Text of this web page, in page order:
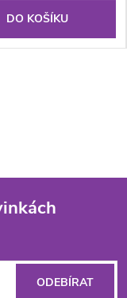
DO KOŠÍKU
ODEBÍRAT